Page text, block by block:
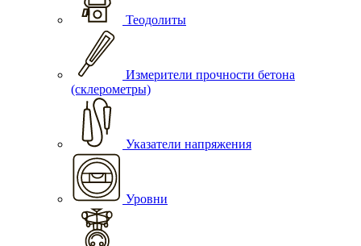
Теодолиты
Измерители прочности бетона
(склерометры)
Указатели напряжения
Уровни